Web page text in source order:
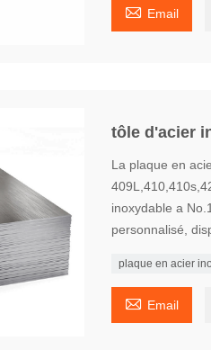
 Email
tôle d'acier
La plaque en
inoxydable a
personnalisé,
plaque en acier
 Email